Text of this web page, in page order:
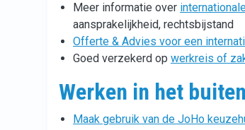
Meer informatie over
aansprakelijkheid, rechtsbijstand
Offerte & Advies voor een
Goed verzekerd op werkreis of
Werken in het
Maak gebruik van de JoHo